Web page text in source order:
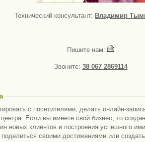
Технический консультант: Владимир
Пишите нам:
Звоните: 38 067 2869114
с посетителями, делать онлайн-
Если вы имеете свой бизнес, то
новых клиентов и построения успешного
поделиться своими достижениями или